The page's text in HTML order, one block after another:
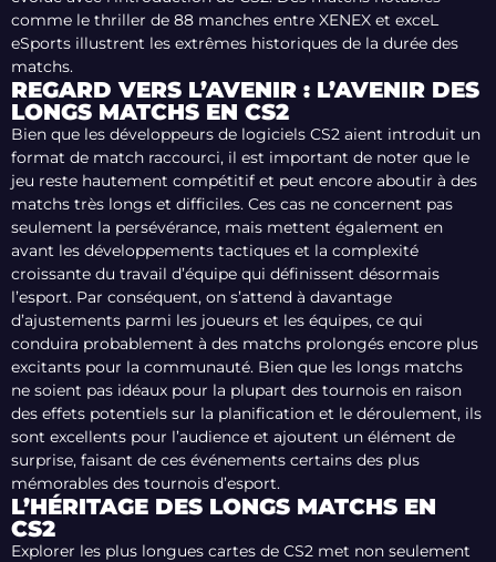
comme le thriller de 88 manches entre XENEX et exceL
eSports illustrent les extrêmes historiques de la durée des
matchs.
REGARD VERS L’AVENIR : L’AVENIR DES
LONGS MATCHS EN CS2
Bien que les développeurs de logiciels CS2 aient introduit un
format de match raccourci, il est important de noter que le
jeu reste hautement compétitif et peut encore aboutir à des
matchs très longs et difficiles. Ces cas ne concernent pas
seulement la persévérance, mais mettent également en
avant les développements tactiques et la complexité
croissante du travail d’équipe qui définissent désormais
l’esport. Par conséquent, on s’attend à davantage
d’ajustements parmi les joueurs et les équipes, ce qui
conduira probablement à des matchs prolongés encore plus
excitants pour la communauté. Bien que les longs matchs
ne soient pas idéaux pour la plupart des tournois en raison
des effets potentiels sur la planification et le déroulement, ils
sont excellents pour l’audience et ajoutent un élément de
surprise, faisant de ces événements certains des plus
mémorables des tournois d’esport.
L’HÉRITAGE DES LONGS MATCHS EN
CS2
Explorer les plus longues cartes de CS2 met non seulement